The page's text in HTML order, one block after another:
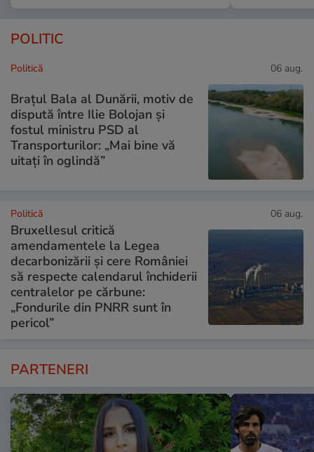
POLITIC
Politică 06 aug.
Brațul Bala al Dunării, motiv de
dispută între Ilie Bolojan și
fostul ministru PSD al
Transporturilor: „Mai bine vă
uitați în oglindă”
Politică 06 aug.
Bruxellesul critică
amendamentele la Legea
decarbonizării și cere României
să respecte calendarul închiderii
centralelor pe cărbune:
„Fondurile din PNRR sunt în
pericol”
PARTENERI